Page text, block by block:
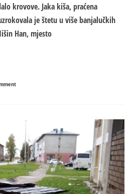
krovove. Jaka kiša, praćena
je štetu u više banjalučkih
Han, mjesto
on
otkidalo
krovove!